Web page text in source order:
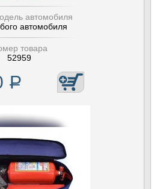
автомобиля
автомобиля
товара
52959
Р